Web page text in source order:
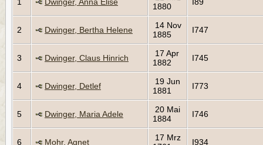
1880
2 Dwinger, Bertha Helene
14 Nov
1885
I747
3 Dwinger, Claus Hinrich
17 Apr
1882
I745
4 Dwinger, Detlef
19 Jun
1881
I773
5 Dwinger, Maria Adele
20 Mai
1884
I746
6 Mohr, Agnet
17 Mrz
I934